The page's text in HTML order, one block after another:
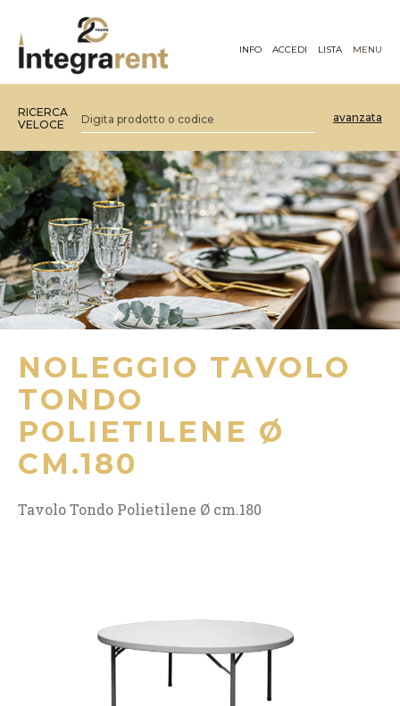
INFO ACCEDI LISTA MENU
RICERCA
VELOCE
avanzata
NOLEGGIO TAVOLO
TONDO
POLIETILENE Ø
CM.180
Tavolo Tondo Polietilene Ø cm.180